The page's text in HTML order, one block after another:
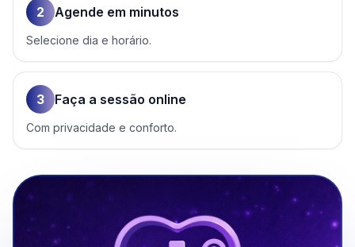
2 Agende em minutos
Selecione dia e horário.
3 Faça a sessão online
Com privacidade e conforto.